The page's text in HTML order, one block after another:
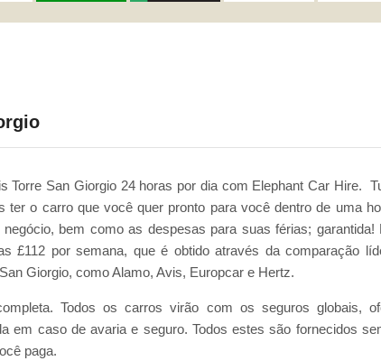
Torre San Giorgio 24 horas por dia com Elephant Car Hire.
o carro que você quer pronto para você dentro de uma
bem como as despesas para suas férias; garantida!
£112 por semana, que é obtido através da comparação
Giorgio, como Alamo, Avis, Europcar e Hertz.
Todos os carros virão com os seguros globais,
em caso de avaria e seguro. Todos estes são fornecidos
paga.